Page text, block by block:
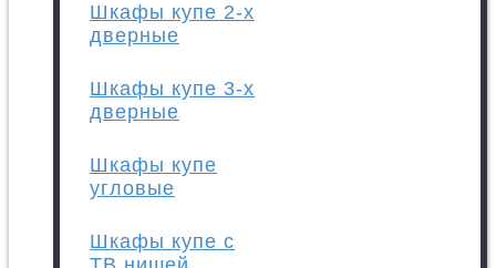
Шкафы купе 2-х
дверные
Шкафы купе 3-х
дверные
Шкафы купе
угловые
Шкафы купе с